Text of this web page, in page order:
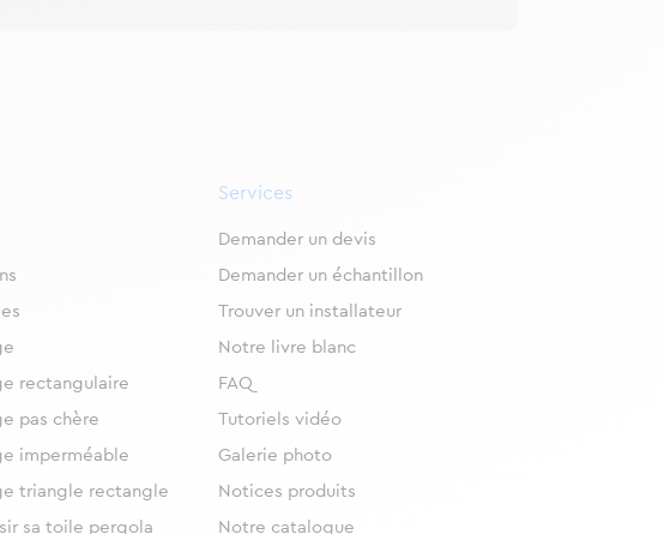
rectangulaire
pas chère
imperméable
triangle rectangle
sa toile pergola
Services
Demander un devis
Demander un échantillon
Trouver un installateur
Notre livre blanc
FAQ
Tutoriels vidéo
Galerie photo
Notices produits
Notre catalogue